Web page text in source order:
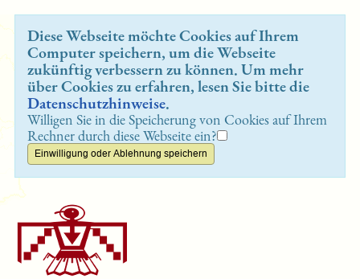
Diese Webseite möchte Cookies auf Ihrem
Computer speichern, um die Webseite
zukünftig verbessern zu können. Um mehr
über Cookies zu erfahren, lesen Sie bitte die
Datenschutzhinweise.
Willigen Sie in die Speicherung von Cookies auf Ihrem
Rechner durch diese Webseite ein?